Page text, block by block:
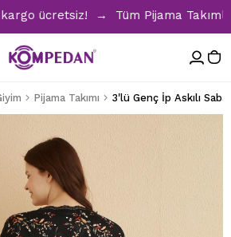
ücretsiz! → Tüm Pijama
Pijama Takımı